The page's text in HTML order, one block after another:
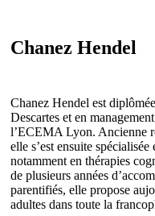
Chanez Hendel
Chanez Hendel est
Descartes et en
l’ECEMA Lyon. Ancienne
elle s’est ensuite
notamment en thérapies
de plusieurs années
parentifiés, elle propose
adultes dans toute la